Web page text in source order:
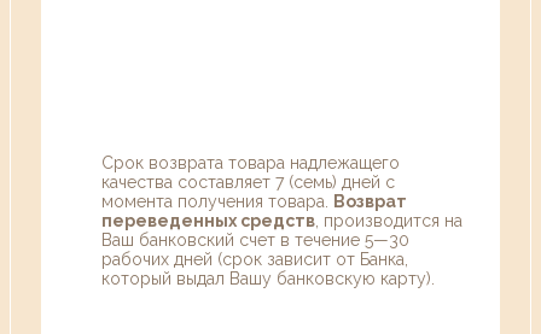
Срок возврата товара надлежащего
качества составляет 7 (семь) дней с
момента получения товара.
Возврат
переведенных средств , производится на
Ваш банковский счет в течение 5—30
рабочих дней (срок зависит от Банка,
который выдал Вашу банковскую карту).